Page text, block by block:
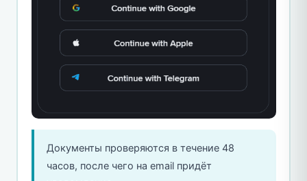
Документы проверяются в течение 48
часов, после чего на email придёт